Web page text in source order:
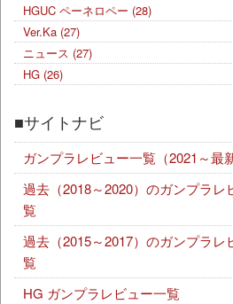
HGUC ペーネロペー (28)
Ver.Ka (27)
ニュース (27)
HG (26)
■サイトナビ
ガンプラレビュー一覧（2021～最
過去（2018～2020）のガンプラレ
覧
過去（2015～2017）のガンプラレ
覧
HG ガンプラレビュー一覧